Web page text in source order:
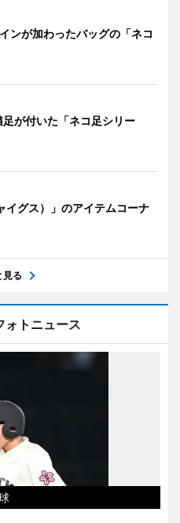
ンが加わったバッグの「ネコ
が付いた「ネコ足シリー
イグス）」のアイテムコーナ
見る
ォトニュース